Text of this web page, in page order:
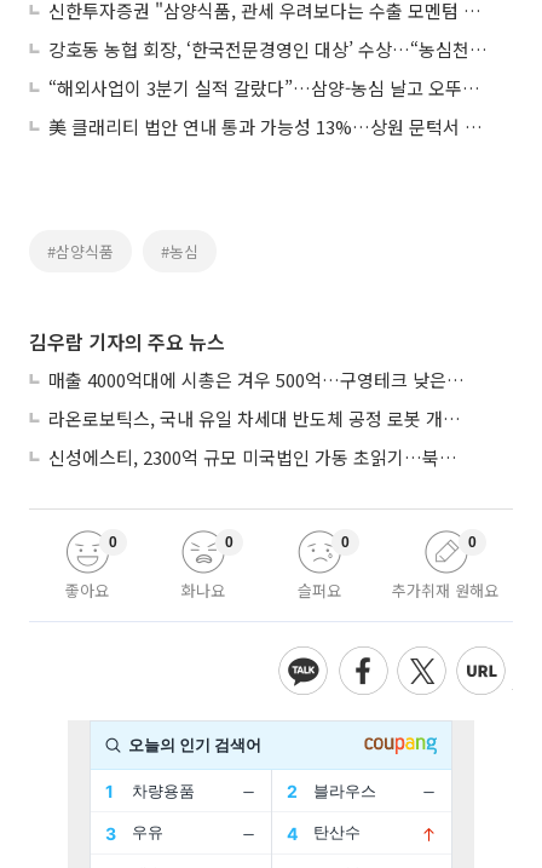
신한투자증권 "삼양식품, 관세 우려보다는 수출 모멘텀 반영될 것…목표가↑"
강호동 농협 회장, ‘한국전문경영인 대상’ 수상…“농심천심으로 국민과 함께하는 농협 만들 것”
“해외사업이 3분기 실적 갈랐다”…삼양-농심 날고 오뚜기는 ‘숨고르기’
美 클래리티 법안 연내 통과 가능성 13%…상원 문턱서 제동
#삼양식품 #농심
김우람 기자의 주요 뉴스
매출 4000억대에 시총은 겨우 500억…구영테크 낮은 몸값에 저가 승계 마무리
라온로보틱스, 국내 유일 차세대 반도체 공정 로봇 개발 ‘고객사 테스트 진행’
신성에스티, 2300억 규모 미국법인 가동 초읽기…북미 ESS 공략 본격화
좋아요
0
화나요
0
슬퍼요
0
추가취재 원해요
0